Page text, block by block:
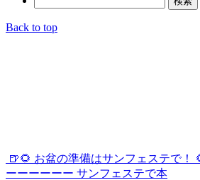
⁡🍺🌻 お盆の準備はサンフェステで！
ーーーーーー⁡⁡ ⁡サンフェステで本
Back to top